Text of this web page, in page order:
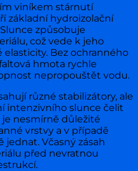
viníkem stárnutí
základní hydroizolační
způsobuje
což vede k jeho
Bez ochranného
hmota rychle
nepropouštět vodu.
různé stabilizátory, ale
intenzivního slunce čelit
nesmírně důležité
vrstvy a v případě
Včasný zásah
před nevratnou